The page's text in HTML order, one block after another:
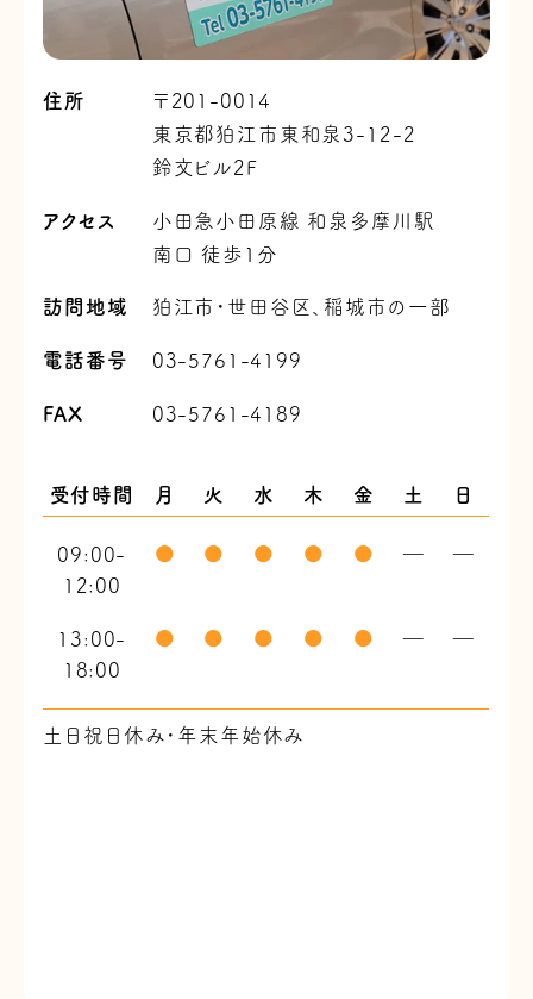
住所
〒201-0014
東京都狛江市東和泉3-12-2
鈴文ビル2F
アクセス
小田急小田原線 和泉多摩川駅
南口 徒歩1分
訪問地域 狛江市・世田谷区、稲城市の一部
電話番号 03-5761-4199
FAX 03-5761-4189
受付時間 月 火 水 木 金 土 日
09:00-
12:00
● ● ● ● ● ― ―
13:00-
18:00
● ● ● ● ● ― ―
土日祝日休み・年末年始休み